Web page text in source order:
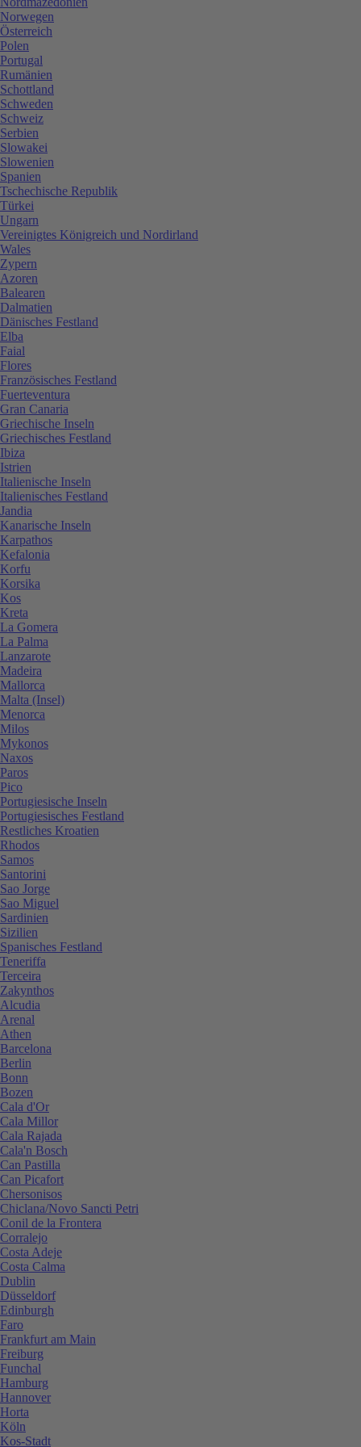
Norwegen
Österreich
Polen
Portugal
Rumänien
Schottland
Schweden
Schweiz
Serbien
Slowakei
Slowenien
Spanien
Tschechische Republik
Türkei
Ungarn
Vereinigtes Königreich und Nordirland
Wales
Zypern
Azoren
Balearen
Dalmatien
Dänisches Festland
Elba
Faial
Flores
Französisches Festland
Fuerteventura
Gran Canaria
Griechische Inseln
Griechisches Festland
Ibiza
Istrien
Italienische Inseln
Italienisches Festland
Jandia
Kanarische Inseln
Karpathos
Kefalonia
Korfu
Korsika
Kos
Kreta
La Gomera
La Palma
Lanzarote
Madeira
Mallorca
Malta (Insel)
Menorca
Milos
Mykonos
Naxos
Paros
Pico
Portugiesische Inseln
Portugiesisches Festland
Restliches Kroatien
Rhodos
Samos
Santorini
Sao Jorge
Sao Miguel
Sardinien
Sizilien
Spanisches Festland
Teneriffa
Terceira
Zakynthos
Alcudia
Arenal
Athen
Barcelona
Berlin
Bonn
Bozen
Cala d'Or
Cala Millor
Cala Rajada
Cala'n Bosch
Can Pastilla
Can Picafort
Chersonisos
Chiclana/Novo Sancti Petri
Conil de la Frontera
Corralejo
Costa Adeje
Costa Calma
Dublin
Düsseldorf
Edinburgh
Faro
Frankfurt am Main
Freiburg
Funchal
Hamburg
Hannover
Horta
Köln
Kos-Stadt